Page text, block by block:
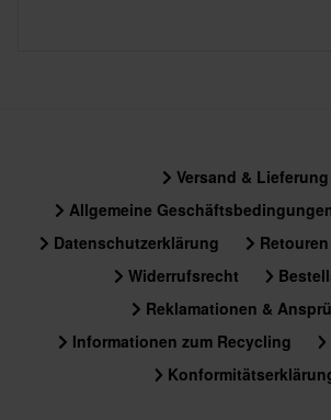
Versand & Lieferung
Allgemeine
Datenschutzerklärung
Retouren
Widerrufsrecht
Reklamationen &
Informationen zum Recycling